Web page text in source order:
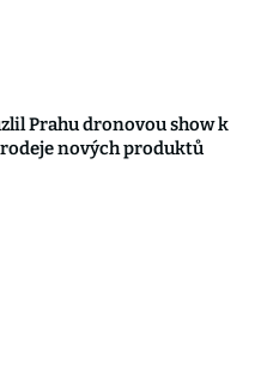
Prahu dronovou show k
nových produktů